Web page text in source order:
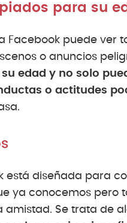
para su
Facebook puede ver
o anuncios
edad y no solo
o actitudes
está diseñada para
ya conocemos pero
amistad. Se trata de